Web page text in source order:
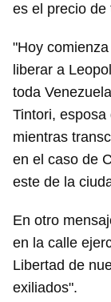
es el precio de
"Hoy
liberar a
toda
Tintori,
mientras
en el caso de
este de la
En otro
en la calle
Libertad de
exiliados".